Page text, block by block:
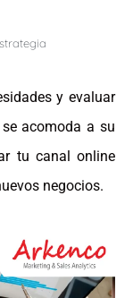
y evaluar
acomoda a su
tu canal online
negocios.